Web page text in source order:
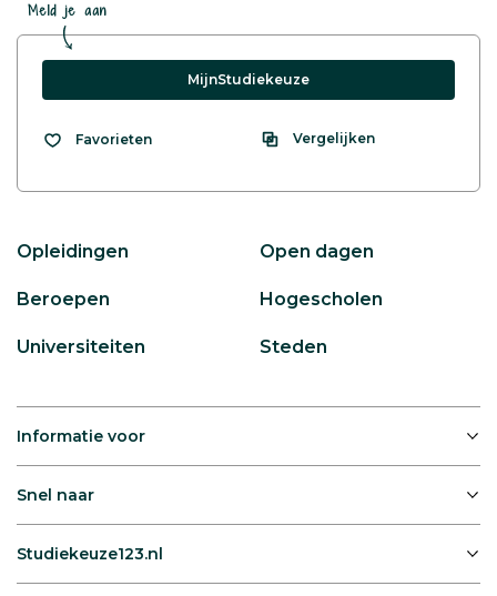
Meld je aan
MijnStudiekeuze
Favorieten Vergelijken
Opleidingen Open dagen
Beroepen Hogescholen
Universiteiten Steden
Informatie voor
Snel naar
Studiekeuze123.nl